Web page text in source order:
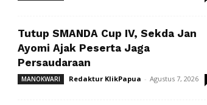
Tutup SMANDA Cup IV, Sekda Jan
Ayomi Ajak Peserta Jaga
Persaudaraan
MANOKWARI Redaktur KlikPapua - Agustus 7, 2026